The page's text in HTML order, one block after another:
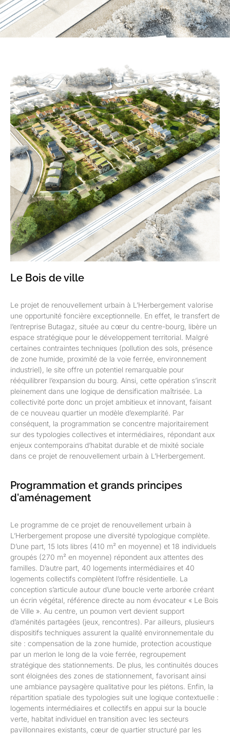
Le Bois de ville
Le projet de renouvellement urbain à L’Herbergement valorise
une opportunité foncière exceptionnelle. En effet, le transfert de
l’entreprise Butagaz, située au cœur du centre-bourg, libère un
espace stratégique pour le développement territorial. Malgré
certaines contraintes techniques (pollution des sols, présence
de zone humide, proximité de la voie ferrée, environnement
industriel), le site offre un potentiel remarquable pour
rééquilibrer l’expansion du bourg. Ainsi, cette opération s’inscrit
pleinement dans une logique de densification maîtrisée. La
collectivité porte donc un projet ambitieux et innovant, faisant
de ce nouveau quartier un modèle d’exemplarité. Par
conséquent, la programmation se concentre majoritairement
sur des typologies collectives et intermédiaires, répondant aux
enjeux contemporains d’habitat durable et de mixité sociale
dans ce projet de renouvellement urbain à L’Herbergement.
Programmation et grands principes
d'aménagement
Le programme de ce projet de renouvellement urbain à
L’Herbergement propose une diversité typologique complète.
D’une part, 15 lots libres (410 m² en moyenne) et 18 individuels
groupés (270 m² en moyenne) répondent aux attentes des
familles. D’autre part, 40 logements intermédiaires et 40
logements collectifs complètent l’offre résidentielle. La
conception s’articule autour d’une boucle verte arborée créant
un écrin végétal, référence directe au nom évocateur « Le Bois
de Ville ». Au centre, un poumon vert devient support
d’aménités partagées (jeux, rencontres). Par ailleurs, plusieurs
dispositifs techniques assurent la qualité environnementale du
site : compensation de la zone humide, protection acoustique
par un merlon le long de la voie ferrée, regroupement
stratégique des stationnements. De plus, les continuités douces
sont éloignées des zones de stationnement, favorisant ainsi
une ambiance paysagère qualitative pour les piétons. Enfin, la
répartition spatiale des typologies suit une logique contextuelle :
logements intermédiaires et collectifs en appui sur la boucle
verte, habitat individuel en transition avec les secteurs
pavillonnaires existants, cœur de quartier structuré par les